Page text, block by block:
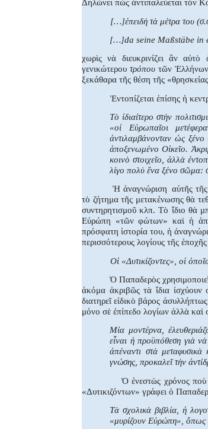
Δηλώνει πὼς ἀντιπαλεύεται τὸν
[…]ἐπειδὴ τὰ μέτρα του
[…]da seine Maßstäbe in
χωρὶς νὰ διευκρινίζει ἂν αὐτὸ
γενικώτερου τρόπου τῶν Ἑλλήνων
ξεκάθαρα τῆς θέση τῆς
Ἐντοπίζεται ἐπίσης ἡ
Τὸ ἰδιαίτερο στὴν
«οἱ Εὐρωπαῖοι
ἀντιλαμβάνονταν ὡς ξένο
ἀποξενωμένο Οἰκεῖο.
κοινὸ στοιχεῖο, ἀλλὰ
λίγο πολὺ ἕνα ξένο σῶμα:
Ἡ ἀναγνώριση αὐτῆς
τὸ ζήτημα τῆς μετακένωσης θὰ
συντηρητισμοῦ κλπ. Τὸ ἴδιο θὰ
Εὐρώπη «τῶν φώτων» καὶ ἡ
πρόσφατη ἱστορία του, ἡ
περισσότερους λογίους τῆς
Οἱ «Δυτικίζοντες», οἱ
Ὁ Παπαδερὸς
ἀκόμα ἀκριβῶς τὰ ἴδια
διατηρεῖ εἰδικὸ βάρος
μόνο σὲ ἐπίπεδο λογίων ἀλλὰ καὶ
Μία μοντέρνα,
εἶναι ἡ προϋπόθεση γιὰ
ἀπέναντι στὰ μεταφυσικὰ
γνώσης, προκαλεῖ τὴν
Ὁ ἐνεστὼς χρόνος ποὺ
«Δυτικιζόντων» γράφει ὁ
Τὰ σχολικὰ βιβλία, ἡ
«μυρίζουν Εὐρώπη», ὅπως